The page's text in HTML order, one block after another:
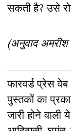
सकती है? उसे
(अनुवाद अमरीश
फारवर्ड प्रेस वेब
पुस्‍तकों का
जारी होने